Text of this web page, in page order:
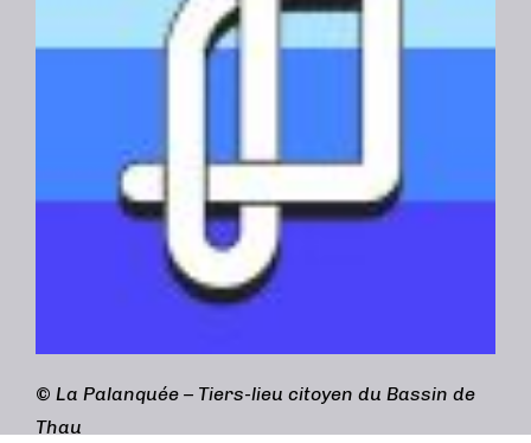
© La Palanquée – Tiers-lieu citoyen du Bassin de
Thau